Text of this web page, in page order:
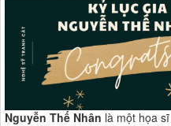
Nguyễn Thế Nhân là một họa